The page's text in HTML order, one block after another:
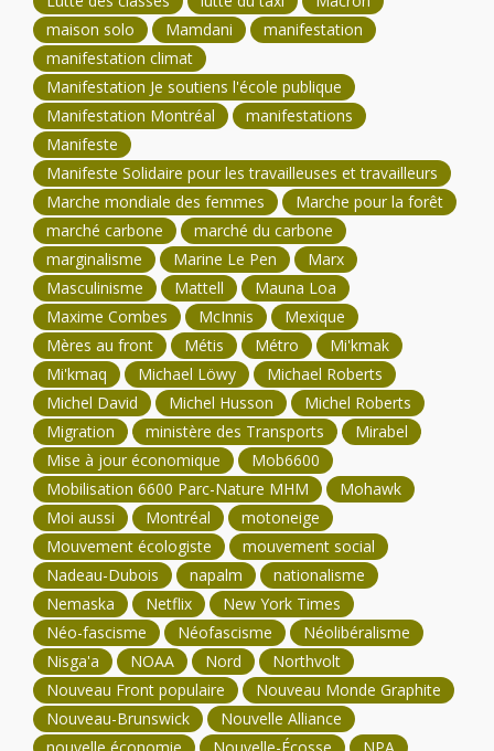
maison solo
Mamdani
manifestation
manifestation climat
Manifestation Je soutiens l'école publique
Manifestation Montréal
manifestations
Manifeste
Manifeste Solidaire pour les travailleuses et travailleurs
Marche mondiale des femmes
Marche pour la forêt
marché carbone
marché du carbone
marginalisme
Marine Le Pen
Marx
Masculinisme
Mattell
Mauna Loa
Maxime Combes
McInnis
Mexique
Mères au front
Métis Métro
Mi'kmak
Mi'kmaq
Michael Löwy
Michael Roberts
Michel David
Michel Husson
Michel Roberts
Migration
ministère des Transports
Mirabel
Mise à jour économique
Mob6600
Mobilisation 6600 Parc-Nature MHM
Mohawk
Moi aussi
Montréal
motoneige
Mouvement écologiste
mouvement social
Nadeau-Dubois
napalm
nationalisme
Nemaska
Netflix
New York Times
Néo-fascisme
Néofascisme
Néolibéralisme
Nisga'a
NOAA Nord
Northvolt
Nouveau Front populaire
Nouveau Monde Graphite
Nouveau-Brunswick
Nouvelle Alliance
nouvelle économie
Nouvelle-Écosse
NPA